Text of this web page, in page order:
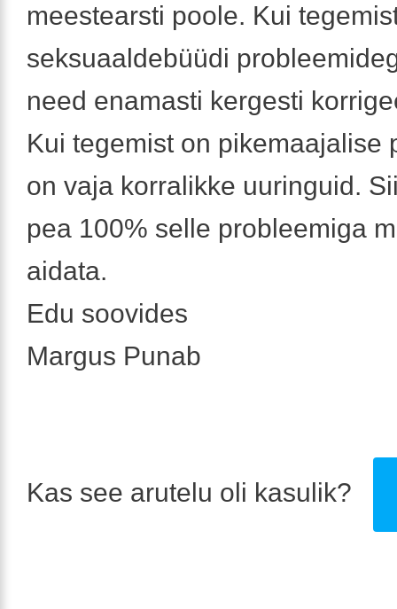
meestearsti poole. Kui
seksuaaldebüüdi
need enamasti kergesti
Kui tegemist on pikemaajalise
on vaja korralikke uuringuid.
pea 100% selle probleemiga
aidata.
Edu soovides
Margus Punab
Kas see arutelu oli kasulik?